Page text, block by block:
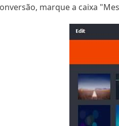
marque a caixa